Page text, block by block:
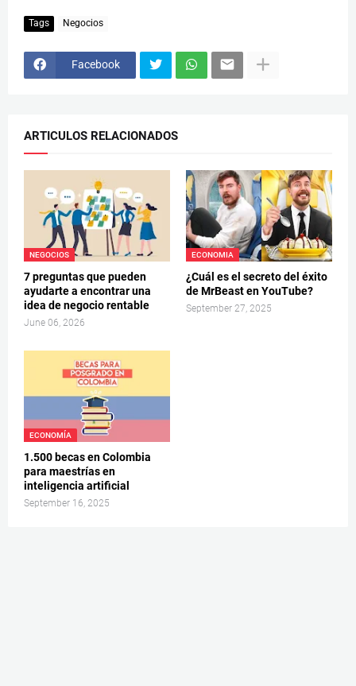
Tags Negocios
Facebook
ARTICULOS RELACIONADOS
NEGOCIOS
7 preguntas que pueden
ayudarte a encontrar una
idea de negocio rentable
June 06, 2026
ECONOMIA
¿Cuál es el secreto del éxito
de MrBeast en YouTube?
September 27, 2025
ECONOMÍA
1.500 becas en Colombia
para maestrías en
inteligencia artificial
September 16, 2025